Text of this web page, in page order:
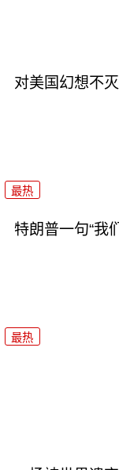
对美国幻想不
最热
特朗普一句“我
最热